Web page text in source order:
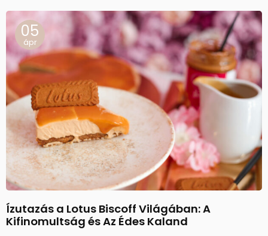
05
ápr
Ízutazás a Lotus Biscoff Világában: A
Kifinomultság és Az Édes Kaland